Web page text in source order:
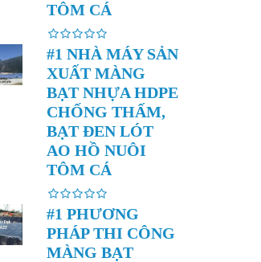
TÔM CÁ
#1 NHÀ MÁY SẢN
XUẤT MÀNG
BẠT NHỰA HDPE
CHỐNG THẤM,
BẠT ĐEN LÓT
AO HỒ NUÔI
TÔM CÁ
#1 PHƯƠNG
PHÁP THI CÔNG
MÀNG BẠT